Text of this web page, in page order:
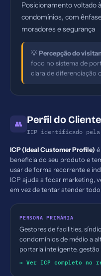
Posicionamento voltado
condomínios, com
moradores e segurança
💡Percepção do
foco no sistema de
clara de diferenciação
👥 Perfil do
ICP identificado
ICP (Ideal Customer Profile)
beneficia do seu produto e
usar de forma recorrente e
ICP ajuda a focar marketing,
em vez de tentar atender
PERSONA PRIMÁRIA
Gestores de facilities,
condomínios de médio a
portaria inteligente,
→ Ver ICP completo no